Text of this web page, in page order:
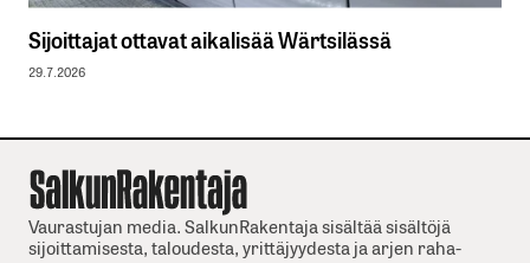
Sijoittajat ottavat aikalisää Wärtsilässä
29.7.2026
Vaurastujan media. SalkunRakentaja sisältää sisältöjä
sijoittamisesta, taloudesta, yrittäjyydesta ja arjen raha-